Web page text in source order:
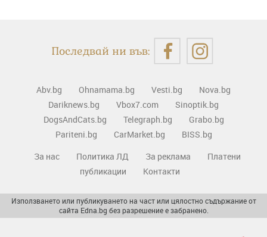
Последвай ни във:
Abv.bg Ohnamama.bg Vesti.bg
Nova.bg
Dariknews.bg
Vbox7.com
Sinoptik.bg
DogsAndCats.bg
Telegraph.bg
Grabo.bg
Pariteni.bg
CarMarket.bg
BISS.bg
За нас
Политика ЛД За реклама
Платени
публикации
Контакти
Използването или публикуването на част или цялостно съдържание от
сайта Edna.bg без разрешение е забранено.